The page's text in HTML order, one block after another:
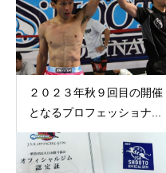
２０２３年秋９回目の開催
となるプロフェッショナ...